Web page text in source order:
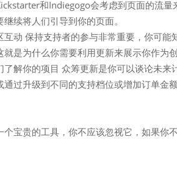
和Indiegogo会考虑到页面的流
继续将人们引导到你的页面。
互动 保持支持者的参与非常重要，你可
就是为什么你需要利用更新来展示你作为
了解你的项目 众筹更新是你可以谈论未
通过升级到不同的支持档位或增加订单金
个宝贵的工具，你不应该忽视它，如果你